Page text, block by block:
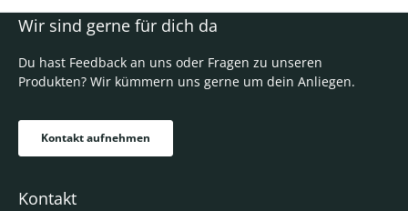
Wir sind gerne für dich da
Du hast Feedback an uns oder Fragen zu unseren
Produkten? Wir kümmern uns gerne um dein Anliegen.
Kontakt aufnehmen
Kontakt